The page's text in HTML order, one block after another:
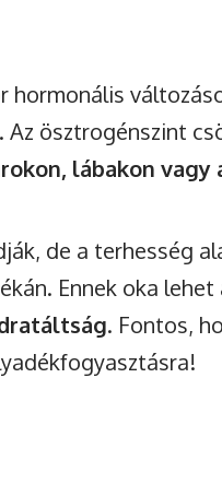
hormonális
. Az ösztrogénszint
lábakon vagy
de a terhesség
Ennek oka lehet
. Fontos,